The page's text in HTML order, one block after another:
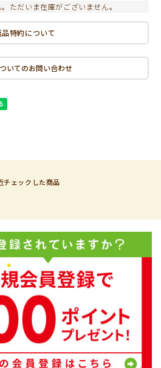
ただいま在庫がございません。
品特約について
いてのお問い合わせ
チェックした商品